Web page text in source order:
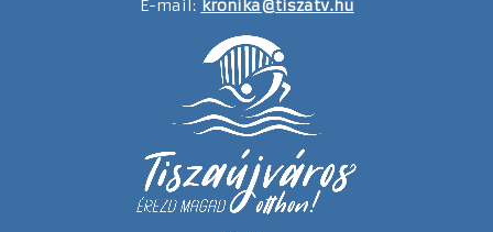
E-mail: kronika@tiszatv.hu